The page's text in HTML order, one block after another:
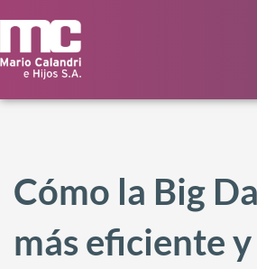
Cómo la Big
más eficiente